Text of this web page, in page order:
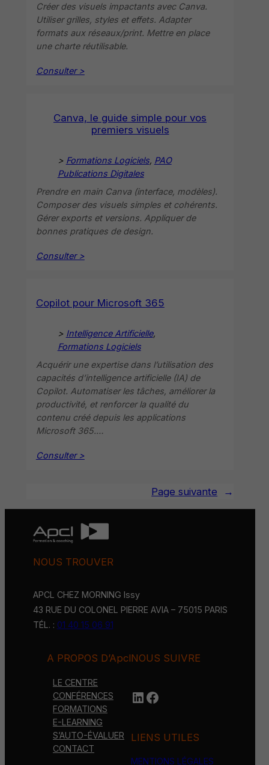
Créer des visuels impactants avec Canva.
Utiliser grilles, styles et effets. Adapter
formats aux réseaux/print. Mettre en place
une charte réutilisable.
Consulter >
Canva, le guide simple pour vos
premiers visuels
> Formations Logiciels, PAO
Publications Digitales
Prendre en main Canva (interface, modèles).
Composer des visuels simples et cohérents.
Gérer exports et versions. Appliquer de
bonnes pratiques de design.
Consulter >
Copilot pour Microsoft 365
> Intelligence Artificielle
Formations Logiciels
Acquérir une expertise dans l’utilisation des
capacités d’intelligence artificielle (IA) de
Copilot. Automatiser les tâches, améliorer la
productivité, et renforcer la qualité du
contenu créé depuis les applications
Microsoft 365.…
Consulter >
Page suivante →
NOUS TROUVER
APCL CHEZ MORNING Issy
43 RUE DU COLONEL PIERRE AVIA – 75015 PARIS
TÉL. : 01 40 15 06 91
A PROPOS D’Apcl
LE CENTRE
CONFÉRENCES
FORMATIONS
E-LEARNING
S’AUTO-ÉVALUER
CONTACT
NOUS SUIVRE
LinkedIn
https://
LIENS UTILES
MENTIONS LÉGALES